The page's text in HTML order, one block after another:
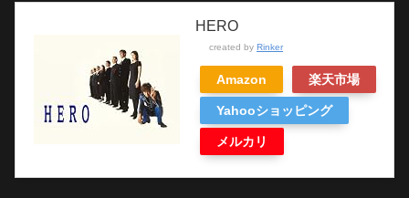
HERO
created by Rinker
Amazon 楽天市場
Yahooショッピング
メルカリ